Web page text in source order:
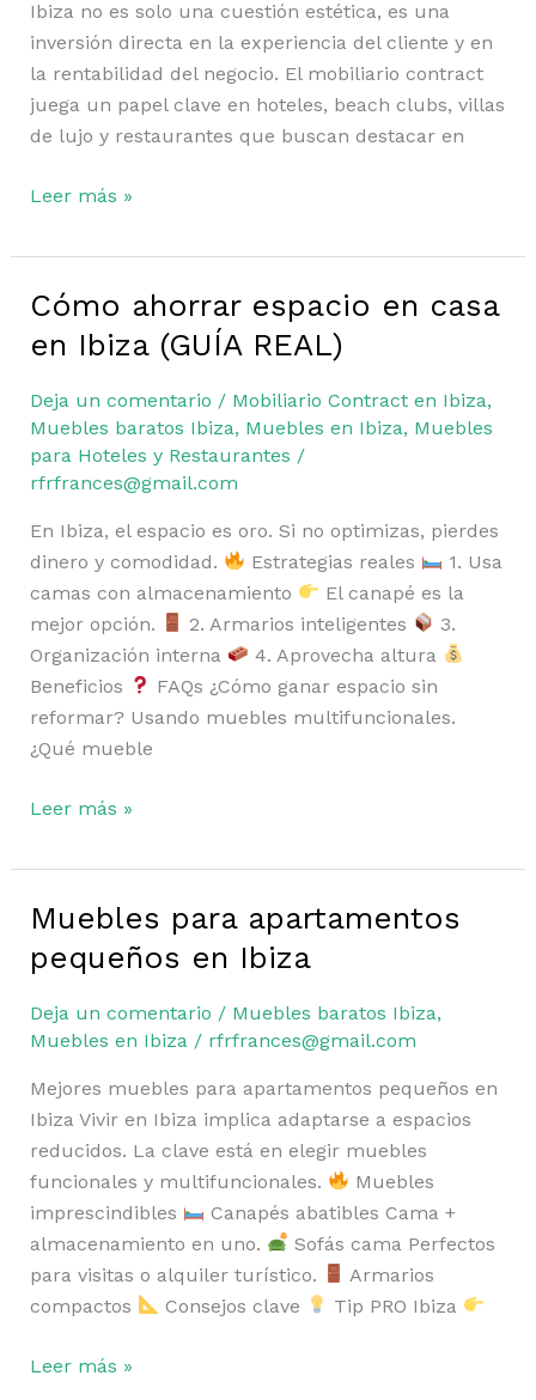
Ibiza no es solo una cuestión estética, es una
inversión directa en la experiencia del cliente y en
la rentabilidad del negocio. El mobiliario contract
juega un papel clave en hoteles, beach clubs, villas
de lujo y restaurantes que buscan destacar en
Leer más »
Cómo ahorrar espacio en casa
en Ibiza (GUÍA REAL)
Deja un comentario / Mobiliario Contract en Ibiza,
Muebles baratos Ibiza, Muebles en Ibiza, Muebles
para Hoteles y Restaurantes /
rfrfrances@gmail.com
En Ibiza, el espacio es oro. Si no optimizas, pierdes
dinero y comodidad.
Estrategias reales
1. Usa
camas con almacenamiento
El canapé es la
mejor opción.
2. Armarios inteligentes
3.
Organización interna
4. Aprovecha altura
Beneficios
FAQs ¿Cómo ganar espacio sin
reformar? Usando muebles multifuncionales.
¿Qué mueble
Cómo
ahorrar
espacio
en
casa
en
Ibiza
Leer más »
Muebles para apartamentos
pequeños en Ibiza
Deja un comentario / Muebles baratos Ibiza,
Muebles en Ibiza / rfrfrances@gmail.com
Mejores muebles para apartamentos pequeños en
Ibiza Vivir en Ibiza implica adaptarse a espacios
reducidos. La clave está en elegir muebles
funcionales y multifuncionales.
Muebles
imprescindibles
Canapés abatibles Cama +
almacenamiento en uno.
Sofás cama Perfectos
para visitas o alquiler turístico.
Armarios
compactos
Consejos clave Tip PRO Ibiza
Muebles
apartamentos
pequeños
en
Leer más »